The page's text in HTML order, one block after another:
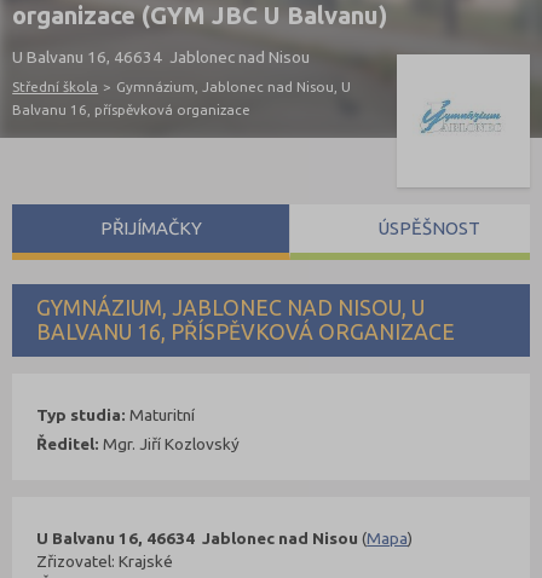
organizace (GYM JBC U Balvanu)
U Balvanu 16, 46634 Jablonec nad Nisou
Střední škola > Gymnázium, Jablonec nad Nisou, U
Balvanu 16, příspěvková organizace
GYMNÁZIUM, JABLONEC NAD NISOU, U
BALVANU 16, PŘÍSPĚVKOVÁ ORGANIZACE
U Balvanu 16, 46634 Jablonec nad Nisou (Mapa)
Zřizovatel: Krajské
Typ studia: Maturitní
Ředitel: Mgr. Jiří Kozlovský
PŘIJÍMAČKY ÚSPĚŠNOST